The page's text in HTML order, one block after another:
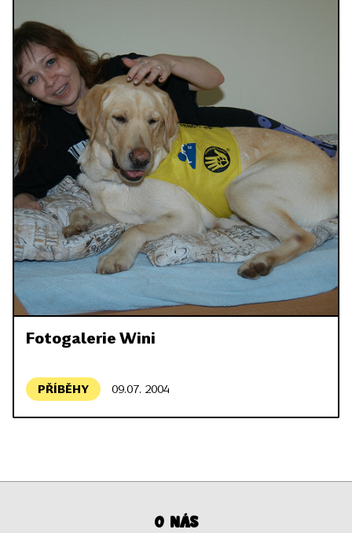
Fotogalerie Wini
PŘÍBĚHY 09.07. 2004
O nás